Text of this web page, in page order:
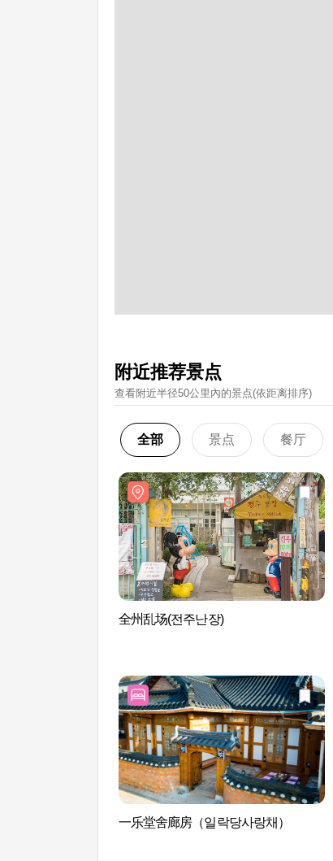
附近推荐景点
查看附近半径50公里內的景点(依距离排序)
全部 景点 餐厅
全州乱场(전주난장)
一乐堂舍廊房（일락당사랑채）